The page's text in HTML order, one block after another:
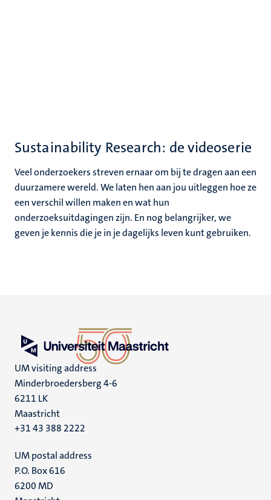
Sustainability Research: de videoserie
Veel onderzoekers streven ernaar om bij te dragen aan een
duurzamere wereld. We laten hen aan jou uitleggen hoe ze
een verschil willen maken en wat hun
onderzoeksuitdagingen zijn. En nog belangrijker, we
geven je kennis die je in je dagelijks leven kunt gebruiken.
UM visiting address
Minderbroedersberg 4-6
6211 LK
Maastricht
+31 43 388 2222
UM postal address
P.O. Box 616
6200 MD